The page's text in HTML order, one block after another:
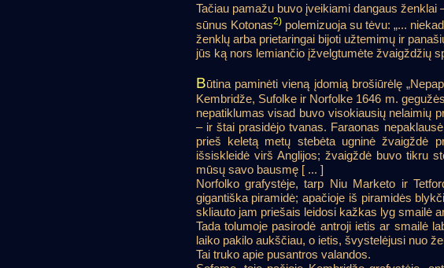
Tačiau pamažu buvo įveikiami dangaus ženklai
sūnus Kotonas2)polemizuoja su tėvu: „...
ženklų arba prietaringai bijoti užtemimų ir
jūs ką nors lemiančio įžvelgtumėte žvaigždžių
Būtina paminėti vieną įdomią brošiūrėlę
Kembridže, Sufolke ir Norfolke 1646 m.
nepatiklumas visad buvo visokiausių nelaimių
– ir štai prasidėjo tvanas. Faraonas
prieš keletą metų stebėta ugninė žvaigždė
išsiskleidė virš Anglijos; žvaigždė buvo tikru
mūsų savo bausmę [ ... ]
Norfolko grafystėje, tarp Niu Marketo ir
gigantiška piramidė; apačioje iš piramidės
skliauto jam priešais leidosi kažkas lyg smailė
Tada tolumoje pasirodė antroji ietis ar smailė
laiko pakilo aukščiau, o ietis, švystelėjusi nuo
Tai truko apie pusantros valandos.